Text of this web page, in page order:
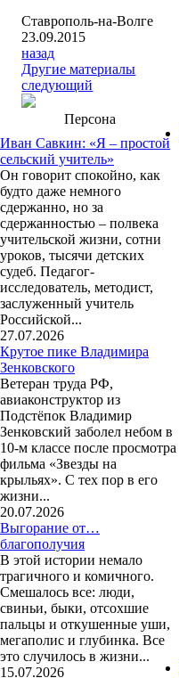
Ставрополь-на-Волге
23.09.2015
назад
Другие материалы
следующий
Персона
Иван Савкин: «Я – простой
сельский учитель»
Он говорит спокойно, как
будто даже немного
сдержанно, но за
сдержанностью – полвека
учительской жизни, сотни
уроков, тысячи детских
судеб. Педагог-
исследователь, методист,
заслуженный учитель
Российской...
27.07.2026
Крутое пике Владимира
Зенковского
Ветеран труда РФ,
авиаконструктор из
Подстёпок Владимир
Зенковский заболел небом в
10-м классе после просмотра
фильма «Звезды на
крыльях». С тех пор в его
жизни...
20.07.2026
Выгорание от…
благополучия
В этой истории немало
трагичного и комичного.
Смешалось все: люди,
свиньи, быки, отсохшие
пальцы и откушенные уши,
мегаполис и глубинка. Все
это случилось в жизни...
15.07.2026